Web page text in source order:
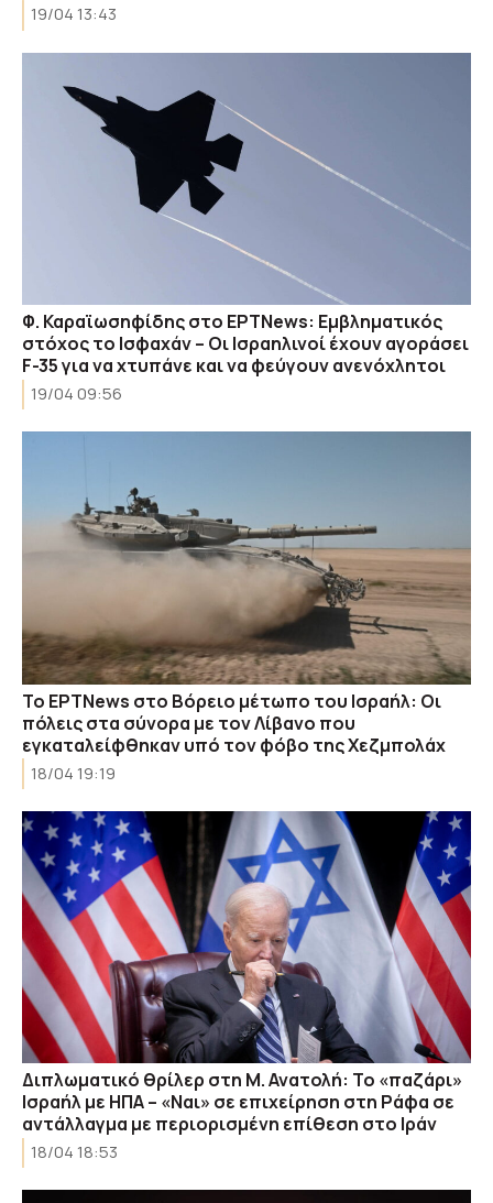
19/04 13:43
Φ. Καραϊωσηφίδης στο ΕΡΤNews: Εμβληματικός
στόχος το Ισφαχάν – Οι Ισραηλινοί έχουν αγοράσει
F-35 για να χτυπάνε και να φεύγουν ανενόχλητοι
19/04 09:56
Το ΕΡΤNews στο Βόρειο μέτωπο του Ισραήλ: Οι
πόλεις στα σύνορα με τον Λίβανο που
εγκαταλείφθηκαν υπό τον φόβο της Χεζμπολάχ
18/04 19:19
Διπλωματικό θρίλερ στη Μ. Ανατολή: Το «παζάρι»
Ισραήλ με ΗΠΑ – «Ναι» σε επιχείρηση στη Ράφα σε
αντάλλαγμα με περιορισμένη επίθεση στο Ιράν
18/04 18:53